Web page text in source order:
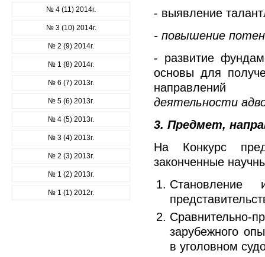
№ 4 (11) 2014г.
№ 3 (10) 2014г.
№ 2 (9) 2014г.
№ 1 (8) 2014г.
№ 6 (7) 2013г.
№ 5 (6) 2013г.
№ 4 (5) 2013г.
№ 3 (4) 2013г.
№ 2 (3) 2013г.
№ 1 (2) 2013г.
№ 1 (1) 2012г.
- выявление
- повышение
- развитие
основы для
направлений
деятельности
3. Предмет,
На Конкурс
законченные
Становление
Сравнительно-
зарубежного
в уголовном